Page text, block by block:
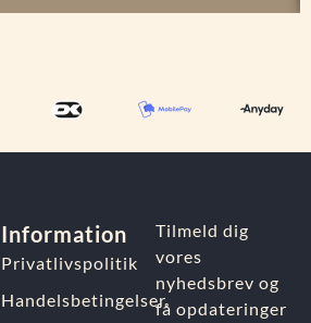
Information
Privatlivspolitik
Handelsbetingelser
Tilmeld dig
vores
nyhedsbrev og
få opdateringer